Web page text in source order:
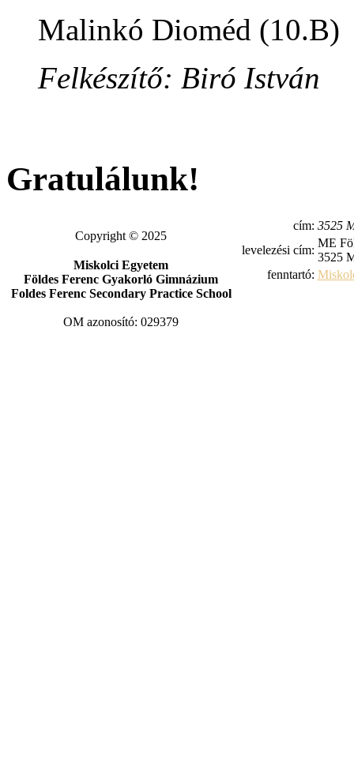
Malinkó Dioméd (10.B)
Felkészítő: Biró István
Gratulálunk!
Copyright © 2025
Miskolci Egyetem
Földes Ferenc Gyakorló Gimnázium
Foldes Ferenc Secondary Practice School
OM azonosító: 029379
cím: 3525
levelezési cím:
ME
3525
fenntartó: